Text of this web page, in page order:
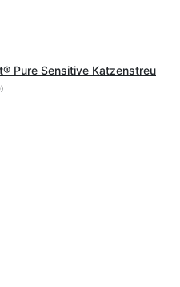
Pure Sensitive Katzenstreu